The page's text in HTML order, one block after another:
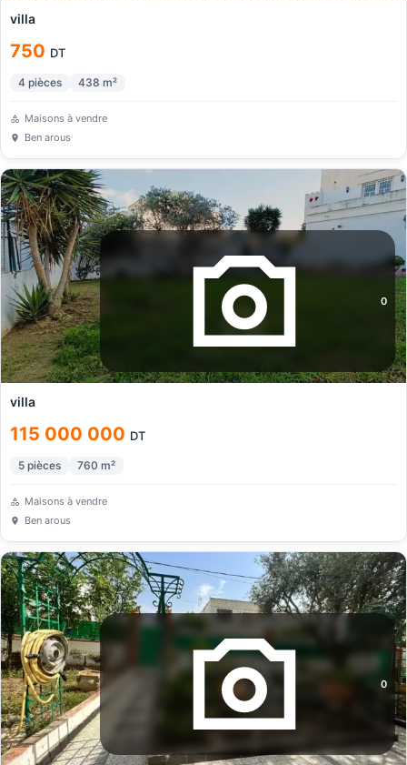
villa
750 DT
4 pièces 438 m²
Maisons à vendre
Ben arous
0
villa
115 000 000 DT
5 pièces 760 m²
Maisons à vendre
Ben arous
0